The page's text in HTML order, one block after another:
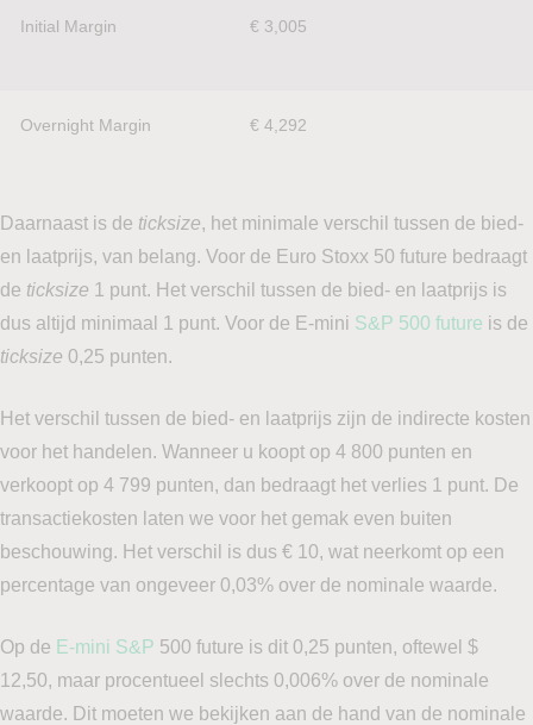
€ 3,005
Overnight Margin € 4,292
Daarnaast is de ticksize, het minimale verschil tussen de bied-
en laatprijs, van belang. Voor de Euro Stoxx 50 future bedraagt
de ticksize 1 punt. Het verschil tussen de bied- en laatprijs is
dus altijd minimaal 1 punt. Voor de E-mini S&P 500 future is de
ticksize 0,25 punten.
Het verschil tussen de bied- en laatprijs zijn de indirecte kosten
voor het handelen. Wanneer u koopt op 4 800 punten en
verkoopt op 4 799 punten, dan bedraagt het verlies 1 punt. De
transactiekosten laten we voor het gemak even buiten
beschouwing. Het verschil is dus € 10, wat neerkomt op een
percentage van ongeveer 0,03% over de nominale waarde.
Op de E-mini S&P 500 future is dit 0,25 punten, oftewel $
12,50, maar procentueel slechts 0,006% over de nominale
waarde. Dit moeten we bekijken aan de hand van de nominale